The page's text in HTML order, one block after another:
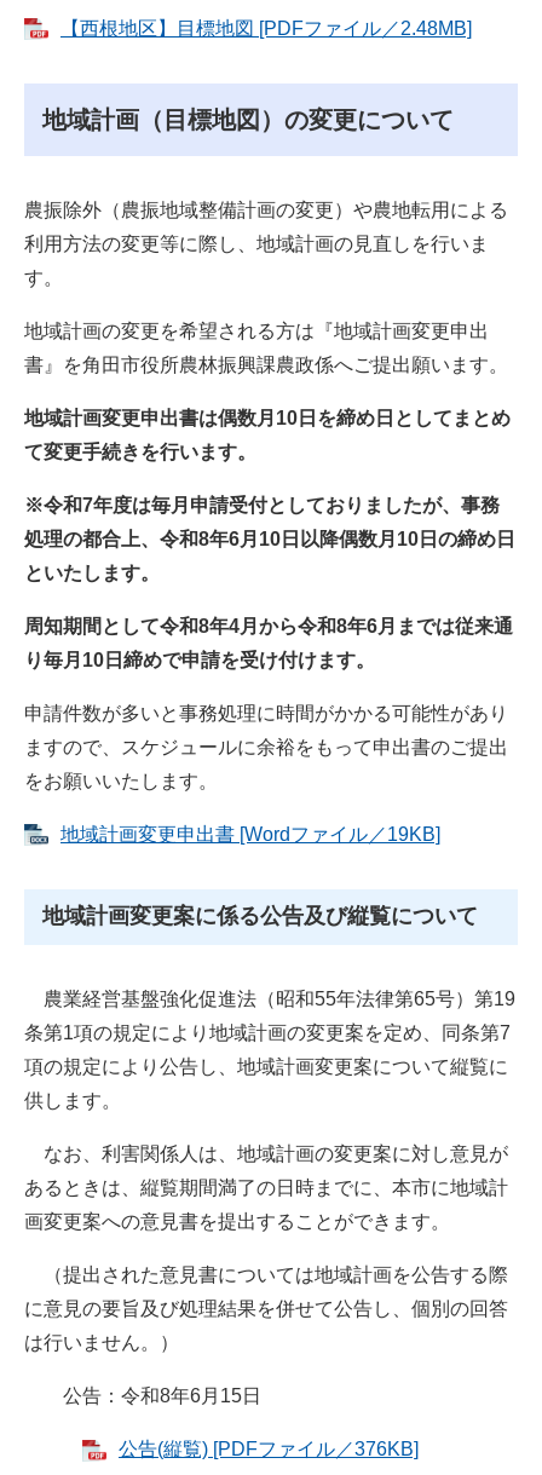
【西根地区】目標地図 [PDFファイル／2.48MB]
地域計画（目標地図）の変更について
農振除外（農振地域整備計画の変更）や農地転用による
利用方法の変更等に際し、地域計画の見直しを行いま
す。
地域計画の変更を希望される方は『地域計画変更申出
書』を角田市役所農林振興課農政係へご提出願います。
地域計画変更申出書は偶数月10日を締め日としてまとめ
て変更手続きを行います。
※令和7年度は毎月申請受付としておりましたが、事務
処理の都合上、令和8年6月10日以降偶数月10日の締め日
といたします。
周知期間として令和8年4月から令和8年6月までは従来通
り毎月10日締めで申請を受け付けます。
申請件数が多いと事務処理に時間がかかる可能性があり
ますので、スケジュールに余裕をもって申出書のご提出
をお願いいたします。
地域計画変更申出書 [Wordファイル／19KB]
地域計画変更案に係る公告及び縦覧について
農業経営基盤強化促進法（昭和55年法律第65号）第19
条第1項の規定により地域計画の変更案を定め、同条第7
項の規定により公告し、地域計画変更案について縦覧に
供します。
なお、利害関係人は、地域計画の変更案に対し意見が
あるときは、縦覧期間満了の日時までに、本市に地域計
画変更案への意見書を提出することができます。
（提出された意見書については地域計画を公告する際
に意見の要旨及び処理結果を併せて公告し、個別の回答
は行いません。）
公告：令和8年6月15日
公告(縦覧) [PDFファイル／376KB]